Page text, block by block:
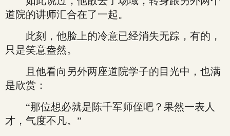
道院的讲师汇合在了一起。
此刻，他脸上的冷意已经消失无踪，有的，
只是笑意盎然。
且他看向另外两座道院学子的目光中，也满
是欣赏：
“那位想必就是陈千军师侄吧？果然一表人
才，气度不凡。”